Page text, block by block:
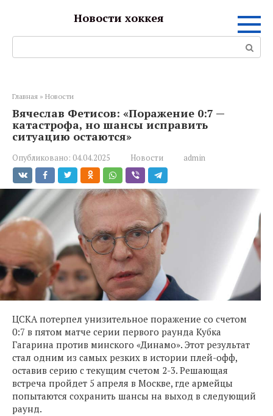
Новости хоккея
Поиск:
Главная » Новости
Вячеслав Фетисов: «Поражение 0:7 —
катастрофа, но шансы исправить
ситуацию остаются»
Опубликовано: 04.04.2025 Новости admin
ЦСКА потерпел унизительное поражение со счетом
0:7 в пятом матче серии первого раунда Кубка
Гагарина против минского «Динамо». Этот результат
стал одним из самых резких в истории плей-офф,
оставив серию с текущим счетом 2-3. Решающая
встреча пройдет 5 апреля в Москве, где армейцы
попытаются сохранить шансы на выход в следующий
раунд.